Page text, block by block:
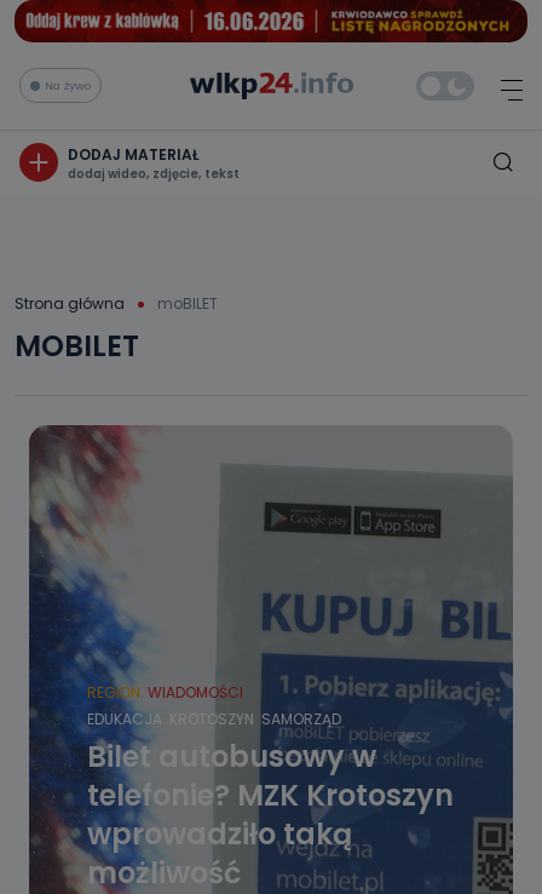
Na żywo
DODAJ MATERIAŁ
dodaj wideo, zdjęcie, tekst
Strona główna moBILET
MOBILET
REGION WIADOMOŚCI
EDUKACJA KROTOSZYN SAMORZĄD
Bilet autobusowy w
telefonie? MZK Krotoszyn
wprowadziło taką
możliwość